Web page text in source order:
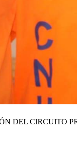
DEL CIRCUITO